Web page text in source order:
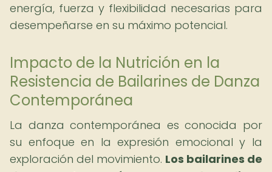
energía, fuerza y flexibilidad necesarias para
desempeñarse en su máximo potencial.
Impacto de la Nutrición en la
Resistencia de Bailarines de Danza
Contemporánea
La danza contemporánea es conocida por
su enfoque en la expresión emocional y la
exploración del movimiento. Los bailarines de